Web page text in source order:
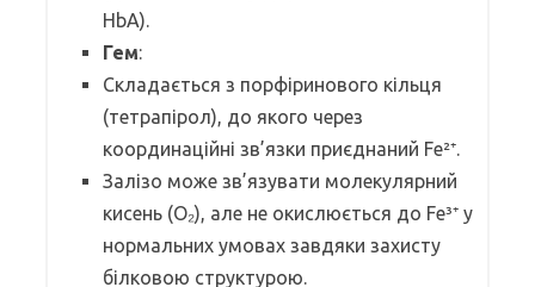
HbA).
Гем:
Складається з порфіринового кільця
(тетрапірол), до якого через
координаційні зв’язки приєднаний Fe²⁺.
Залізо може зв’язувати молекулярний
кисень (O₂), але не окислюється до Fe³⁺ у
нормальних умовах завдяки захисту
білковою структурою.